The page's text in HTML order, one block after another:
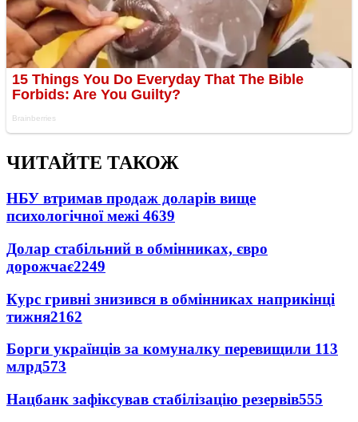
ЧИТАЙТЕ ТАКОЖ
НБУ втримав продаж доларів вище
психологічної межі 4639
Долар стабільний в обмінниках, євро
дорожчає2249
Курс гривні знизився в обмінниках наприкінці
тижня2162
Борги українців за комуналку перевищили 113
млрд573
Нацбанк зафіксував стабілізацію резервів555